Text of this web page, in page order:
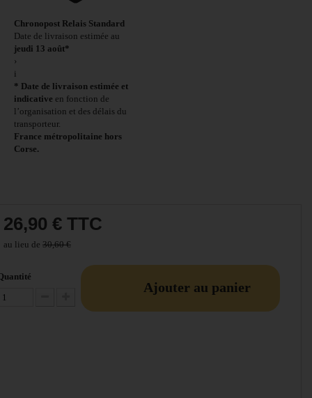
Chronopost Relais Standard
Date de livraison estimée au
jeudi 13 août*
›
i
* Date de livraison estimée et
indicative en fonction de
l’organisation et des délais du
transporteur.
France métropolitaine hors
Corse.
26,90 € TTC
au lieu de 30,60 €
Diminuer la quantité
Augmenter la quantité
Ajouter au panier